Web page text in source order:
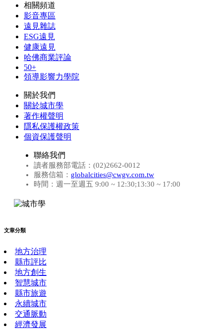
相關頻道
影音專區
遠見雜誌
ESG遠見
健康遠見
哈佛商業評論
50+
領導影響力學院
關於我們
關於城市學
著作權聲明
隱私保護權政策
個資保護聲明
聯絡我們
讀者服務部電話：(02)2662-0012
服務信箱： globalcities@cwgv.com.tw
時間：週一至週五 9:00 ~ 12:30;13:30 ~ 17:00
文章分類
地方治理
縣市評比
地方創生
智慧城市
縣市旅遊
永續城市
交通脈動
經濟發展